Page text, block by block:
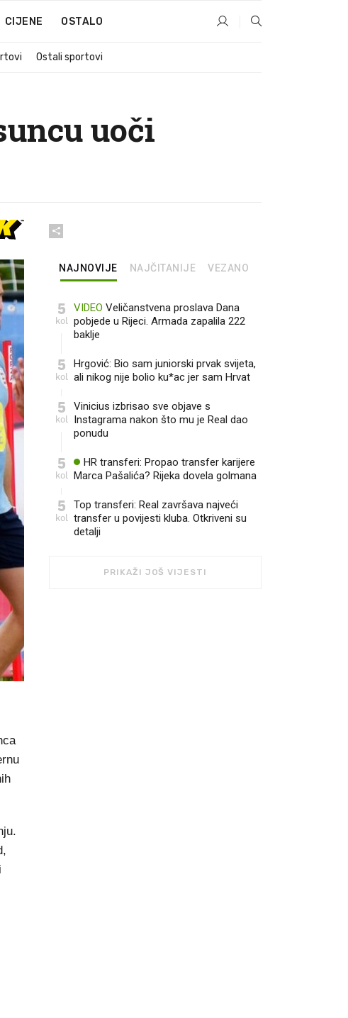
CIJENE OSTALO
Ostali sportovi
uoči
NAJNOVIJE NAJČITANIJE VEZANO
5
kol
VIDEO Veličanstvena proslava Dana
pobjede u Rijeci. Armada zapalila 222
baklje
5
kol
Hrgović: Bio sam juniorski prvak svijeta,
ali nikog nije bolio ku*ac jer sam Hrvat
5
kol
Vinicius izbrisao sve objave s
Instagrama nakon što mu je Real dao
ponudu
5
kol
HR transferi: Propao transfer karijere
Marca Pašalića? Rijeka dovela golmana
5
kol
Top transferi: Real završava najveći
transfer u povijesti kluba. Otkriveni su
detalji
PRIKAŽI JOŠ VIJESTI